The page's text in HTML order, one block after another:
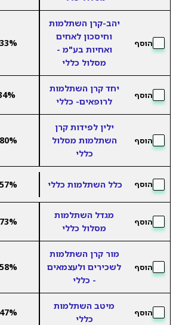
הוסף
יהב-קרן השתלמות
וחיסכון לאחים
ואחיות בע"מ -
מסלול כללי
הוסף
יחד קרן השתלמות
לרופאים- כללי
הוסף
ילין לפידות קרן
השתלמות מסלול
כללי
הוסף כלל השתלמות כללי
הוסף
מגדל השתלמות
מסלול כללי
הוסף
מור קרן השתלמות
לשכירים ולעצמאים
- כללי
הוסף
מיטב השתלמות
כללי